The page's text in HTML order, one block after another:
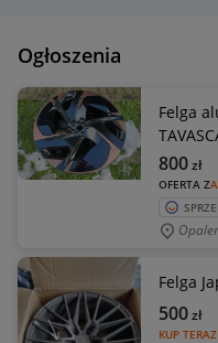
Ogłoszenia
Felga
OFERTA Z
800zł
KUP TERAZ
500zł